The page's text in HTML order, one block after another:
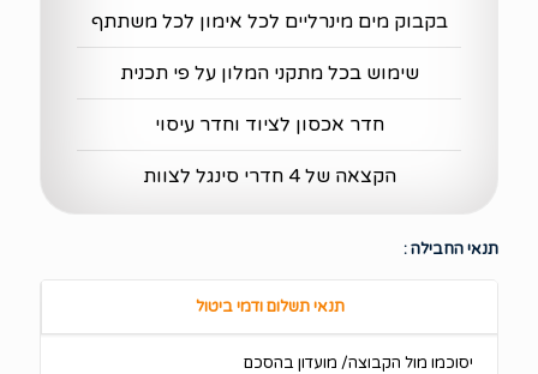
בקבוק מים מינרליים לכל אימון לכל משתתף
שימוש בכל מתקני המלון על פי תכנית
חדר אכסון לציוד וחדר עיסוי
הקצאה של 4 חדרי סינגל לצוות
תנאי החבילה :
תנאי תשלום ודמי ביטול
יסוכמו מול הקבוצה/ מועדון בהסכם